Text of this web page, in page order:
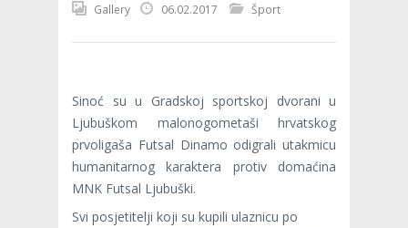
Gallery 06.02.2017 Šport
Sinoć su u Gradskoj sportskoj dvorani u
Ljubuškom malonogometaši hrvatskog
prvoligaša Futsal Dinamo odigrali utakmicu
humanitarnog karaktera protiv domaćina
MNK Futsal Ljubuški.
Svi posjetitelji koji su kupili ulaznicu po